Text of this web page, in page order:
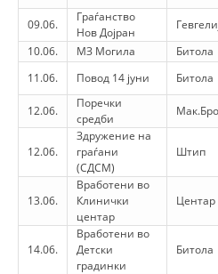
DREJTA
SOCIALO-
SI TË JEPNI
PËRGATITSHMËRI DHE
09.06.
Граѓанство
Нов Дојран
10.06.
МЗ Могила Битола
11.06.
Повод 14 јуни Битола
12.06.
Поречки
средби
12.06.
Здружение на
граѓани
(СДСМ)
Штип
13.06.
Вработени во
Клинички
центар
Центар
14.06.
Вработени во
Детски
градинки
Битола